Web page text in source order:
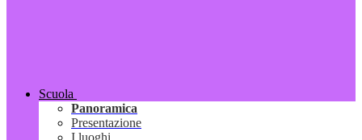
Scuola
Panoramica
Presentazione